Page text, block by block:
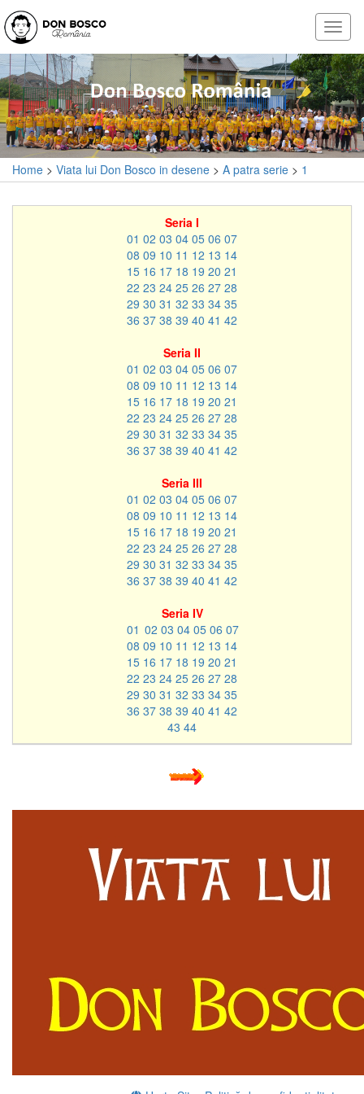
Home > Viata lui Don Bosco in desene > A patra serie > 1
Seria I
01 02 03 04 05 06 07
08 09 10 11 12 13 14
15 16 17 18 19 20 21
22 23 24 25 26 27 28
29 30 31 32 33 34 35
36 37 38 39 40 41 42
Seria II
01 02 03 04 05 06 07
08 09 10 11 12 13 14
15 16 17 18 19 20 21
22 23 24 25 26 27 28
29 30 31 32 33 34 35
36 37 38 39 40 41 42
Seria III
01 02 03 04 05 06 07
08 09 10 11 12 13 14
15 16 17 18 19 20 21
22 23 24 25 26 27 28
29 30 31 32 33 34 35
36 37 38 39 40 41 42
Seria IV
01 02 03 04 05 06 07
08 09 10 11 12 13 14
15 16 17 18 19 20 21
22 23 24 25 26 27 28
29 30 31 32 33 34 35
36 37 38 39 40 41 42
43 44